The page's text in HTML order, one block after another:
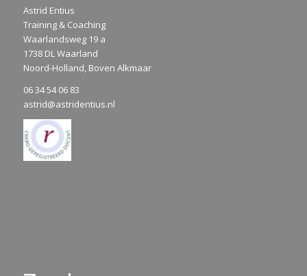
Astrid Entius
Training & Coaching
Waarlandsweg 19 a
1738 DL Waarland
Noord-Holland, Boven Alkmaar
06 34 54 06 83
astrid@astridentius.nl